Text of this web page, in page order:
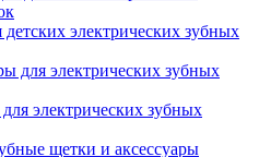
электрических зубных
электрических зубных